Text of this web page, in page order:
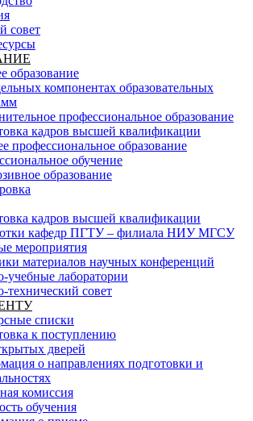
совет
образование
компонентах образовательных
профессиональное образование
кадров высшей квалификации
профессиональное образование
обучение
образование
кадров высшей квалификации
кафедр ПГТУ – филиала НИУ МГСУ
мероприятия
материалов научных конференций
учебные лаборатории
технический совет
списки
к поступлению
дверей
о направлениях подготовки и
комиссия
обучения